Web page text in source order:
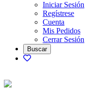
Iniciar Sesión
Regístrese
Cuenta
Mis Pedidos
Cerrar Sesión